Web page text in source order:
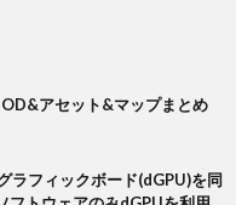
アセット&マップまとめ
ラフィックボード(dGPU)を同